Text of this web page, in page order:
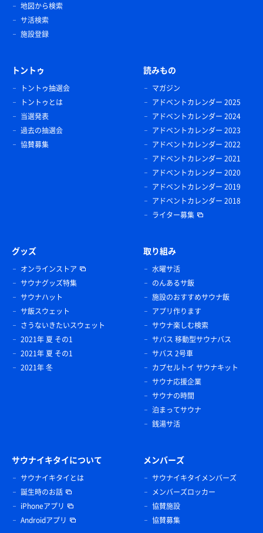
地図から検索
サ活検索
施設登録
トントゥ
トントゥ抽選会
トントゥとは
当選発表
過去の抽選会
協賛募集
読みもの
マガジン
アドベントカレンダー 2025
アドベントカレンダー 2024
アドベントカレンダー 2023
アドベントカレンダー 2022
アドベントカレンダー 2021
アドベントカレンダー 2020
アドベントカレンダー 2019
アドベントカレンダー 2018
ライター募集
グッズ
オンラインストア
サウナグッズ特集
サウナハット
サ飯スウェット
さうないきたいスウェット
2021年 夏 その1
2021年 夏 その1
2021年 冬
取り組み
水曜サ活
のんあるサ飯
施設のおすすめサウナ飯
アプリ作ります
サウナ楽しむ検索
サバス 移動型サウナバス
サバス 2号車
カプセルトイ サウナキット
サウナ応援企業
サウナの時間
泊まってサウナ
銭湯サ活
サウナイキタイについて
サウナイキタイとは
誕生時のお話
iPhoneアプリ
Androidアプリ
メンバーズ
サウナイキタイメンバーズ
メンバーズロッカー
協賛施設
協賛募集